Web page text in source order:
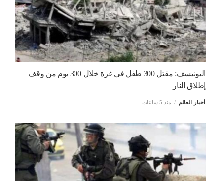
اليونيسف: مقتل 300 طفل فى غزة خلال 300 يوم من وقف
إطلاق النار
أخبار العالم منذ 5 ساعات